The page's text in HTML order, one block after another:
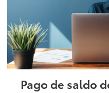
Pago de saldo